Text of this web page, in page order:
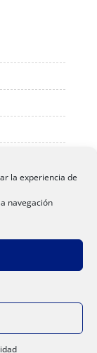
la experiencia de
navegación
Politica de